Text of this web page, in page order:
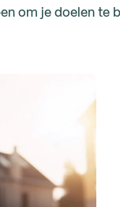
om je doelen te